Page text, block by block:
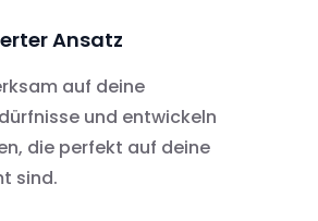
Ansatz
auf deine
und entwickeln
die perfekt auf deine
sind.